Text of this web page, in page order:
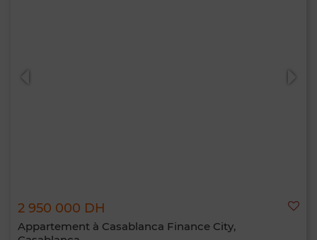
2 950 000 DH
Appartement à Casablanca Finance City,